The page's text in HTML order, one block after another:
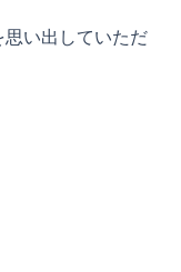
い出していただ